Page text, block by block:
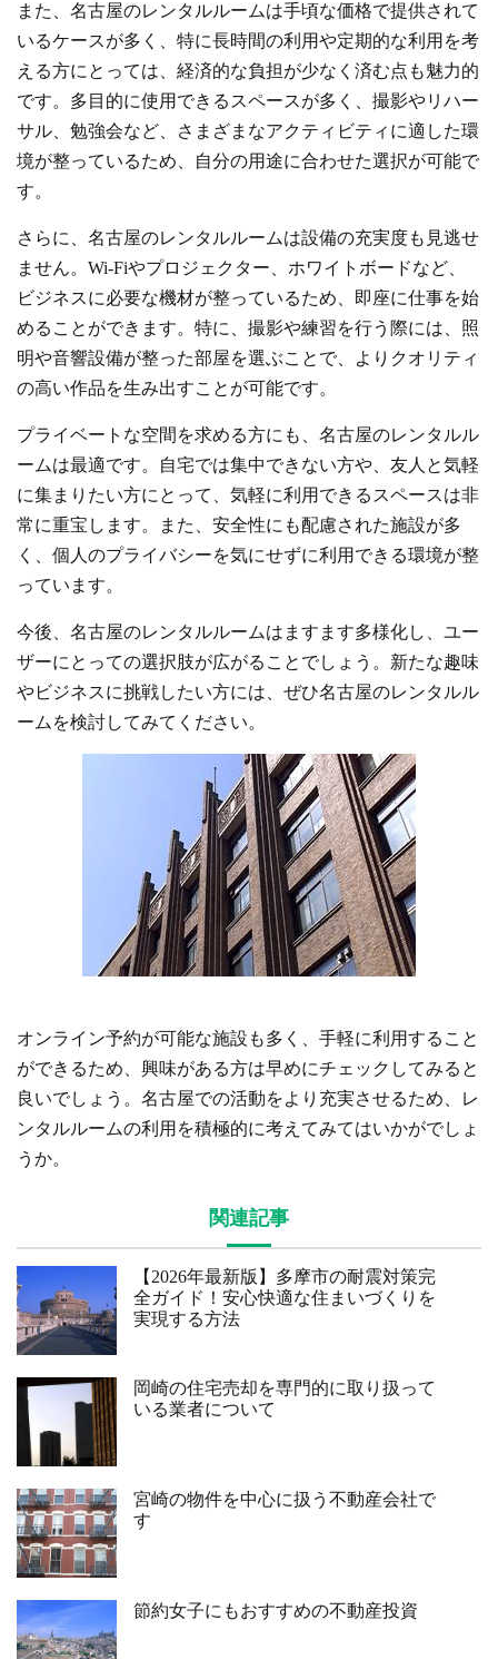
また、名古屋のレンタルルームは手頃な価格で提供されて
いるケースが多く、特に長時間の利用や定期的な利用を考
える方にとっては、経済的な負担が少なく済む点も魅力的
です。多目的に使用できるスペースが多く、撮影やリハー
サル、勉強会など、さまざまなアクティビティに適した環
境が整っているため、自分の用途に合わせた選択が可能で
す。
さらに、名古屋のレンタルルームは設備の充実度も見逃せ
ません。Wi-Fiやプロジェクター、ホワイトボードなど、
ビジネスに必要な機材が整っているため、即座に仕事を始
めることができます。特に、撮影や練習を行う際には、照
明や音響設備が整った部屋を選ぶことで、よりクオリティ
の高い作品を生み出すことが可能です。
プライベートな空間を求める方にも、名古屋のレンタルル
ームは最適です。自宅では集中できない方や、友人と気軽
に集まりたい方にとって、気軽に利用できるスペースは非
常に重宝します。また、安全性にも配慮された施設が多
く、個人のプライバシーを気にせずに利用できる環境が整
っています。
今後、名古屋のレンタルルームはますます多様化し、ユー
ザーにとっての選択肢が広がることでしょう。新たな趣味
やビジネスに挑戦したい方には、ぜひ名古屋のレンタルル
ームを検討してみてください。
オンライン予約が可能な施設も多く、手軽に利用すること
ができるため、興味がある方は早めにチェックしてみると
良いでしょう。名古屋での活動をより充実させるため、レ
ンタルルームの利用を積極的に考えてみてはいかがでしょ
うか。
関連記事
【2026年最新版】多摩市の耐震対策完
全ガイド！安心快適な住まいづくりを
実現する方法
岡崎の住宅売却を専門的に取り扱って
いる業者について
宮崎の物件を中心に扱う不動産会社で
す
節約女子にもおすすめの不動産投資